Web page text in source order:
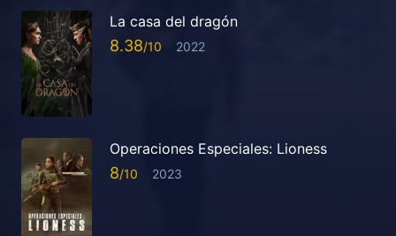
La casa del dragón
8.38 2022
Operaciones Especiales: Lioness
8 2023